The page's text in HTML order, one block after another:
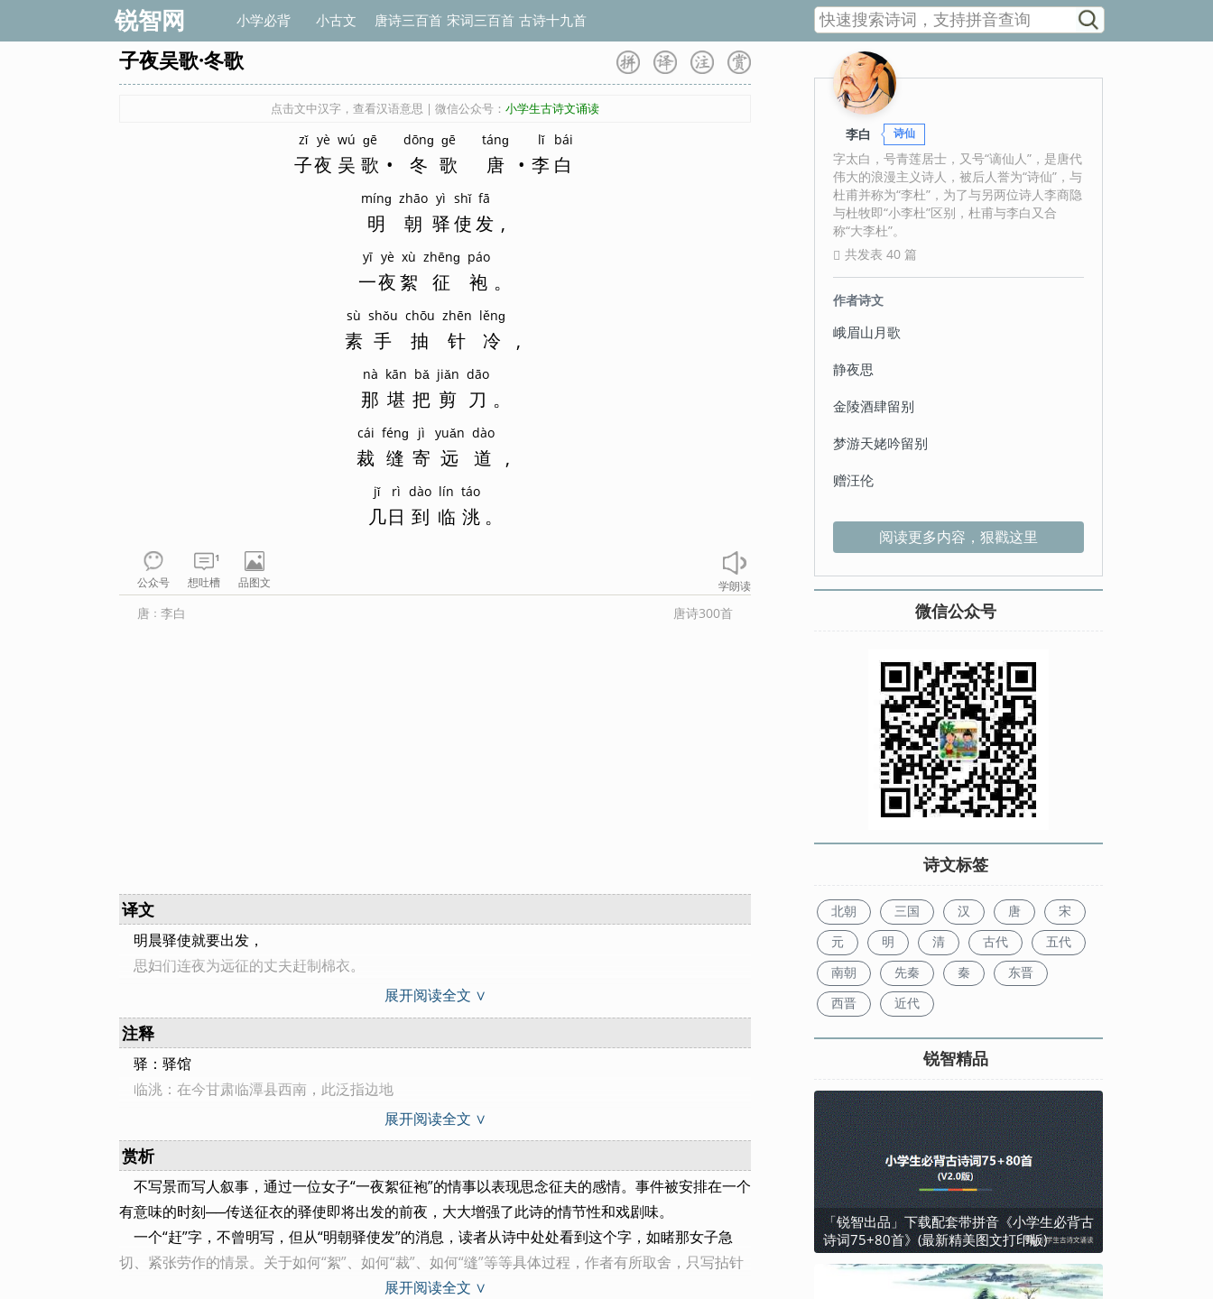
锐智网 小学必背 小古文 唐诗三百首 宋词三百首 古诗十九首
子夜吴歌·冬歌
点击文中汉字，查看汉语意思 | 微信公众号： 小学生古诗文诵读
zǐ
子
yè
夜
wú
吴
ɡē
歌 •
dōnɡ
冬
ɡē
歌
tánɡ
唐 •
lǐ
李
bái
白
mínɡ
明
zhāo
朝
yì
驿
shǐ
使
fā
发 ,
yī
一
yè
夜
xù
絮
zhēnɡ
征
páo
袍 。
sù
素
shǒu
手
chōu
抽
zhēn
针
lěnɡ
冷 ,
nà
那
kān
堪
bǎ
把
jiǎn
剪
dāo
刀 。
cái
裁
fénɡ
缝
jì
寄
yuǎn
远
dào
道 ,
jǐ
几
rì
日
dào
到
lín
临
táo
洮 。
公众号 想吐槽
1
品图文 学朗读
唐 ： 李白 唐诗300首
译文
明晨驿使就要出发，
思妇们连夜为远征的丈夫赶制棉衣。
更不说用那冰冷的剪刀来裁衣服了。
妾将裁制好的衣物寄向远方，
几时才能到达边关临洮？
展开阅读全文 ∨
注释
驿：驿馆
临洮：在今甘肃临潭县西南，此泛指边地
展开阅读全文 ∨
赏析
不写景而写人叙事，通过一位女子“一夜絮征袍”的情事以表现思念征夫的感情。事件被安排在一个
有意味的时刻──传送征衣的驿使即将出发的前夜，大大增强了此诗的情节性和戏剧味。
一个“赶”字，不曾明写，但从“明朝驿使发”的消息，读者从诗中处处看到这个字，如睹那女子急
切、紧张劳作的情景。关于如何“絮”、如何“裁”、如何“缝”等等具体过程，作者有所取舍，只写拈针
把剪的感觉，突出一个“冷”字。素手抽针已觉很冷，还要握那冰冷的剪刀。“冷”便切合“冬歌”，更重
展开阅读全文 ∨
李白 诗仙
字太白，号青莲居士，又号“谪仙人”，是唐代
伟大的浪漫主义诗人，被后人誉为“诗仙”，与
杜甫并称为“李杜”，为了与另两位诗人李商隐
与杜牧即“小李杜”区别，杜甫与李白又合
称“大李杜”。
共发表 40 篇
作者诗文
峨眉山月歌
静夜思
金陵酒肆留别
梦游天姥吟留别
赠汪伦
阅读更多内容，狠戳这里
微信公众号
诗文标签
北朝 三国 汉 唐
宋
元
明 清 古代
五代
南朝
先秦 秦
东晋
西晋
近代
锐智精品
「锐智出品」下载配套带拼音《小学生必背古
诗词75+80首》(最新精美图文打印版)